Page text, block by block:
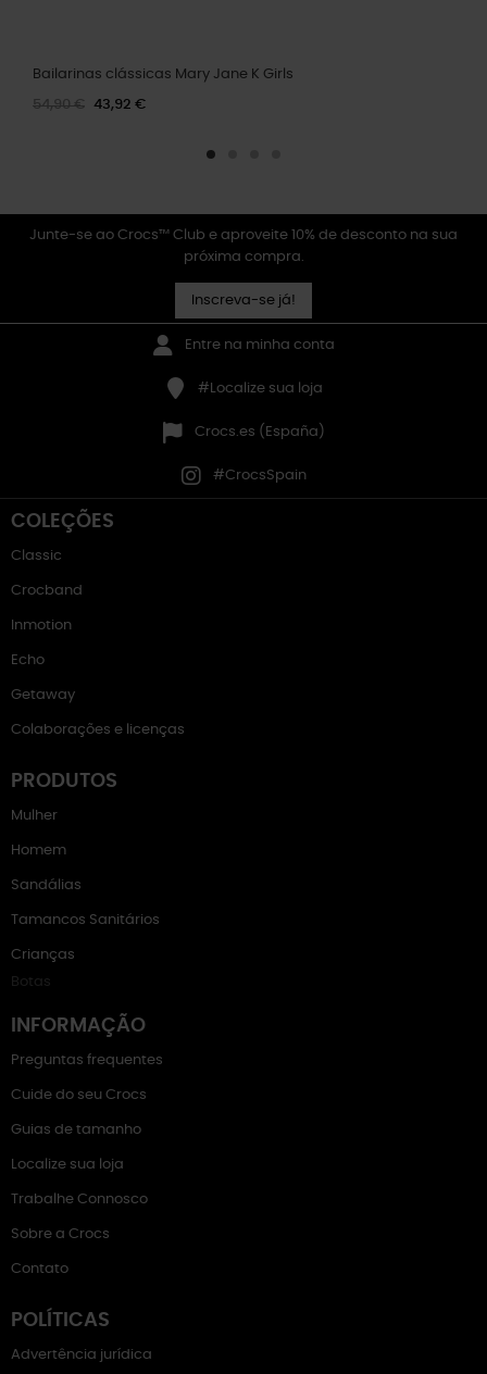
Bailarinas clássicas Mary Jane K Girls
54,90 € 43,92 €
Junte-se ao Crocs™ Club e aproveite 10% de desconto na sua
próxima compra.
Inscreva-se já!
Entre na minha conta
#Localize sua loja
Crocs.es (España)
#CrocsSpain
COLEÇÕES
Classic
Crocband
Inmotion
Echo
Getaway
Colaborações e licenças
PRODUTOS
Mulher
Homem
Sandálias
Tamancos Sanitários
Crianças
Botas
INFORMAÇÃO
Preguntas frequentes
Cuide do seu Crocs
Guias de tamanho
Localize sua loja
Trabalhe Connosco
Sobre a Crocs
Contato
POLÍTICAS
Advertência jurídica